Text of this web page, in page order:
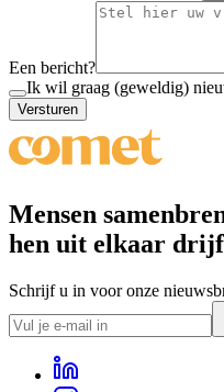
Een bericht?
Ik wil graag (geweldig)
Versturen
Mensen
hen uit elkaar
Schrijf u in voor onze